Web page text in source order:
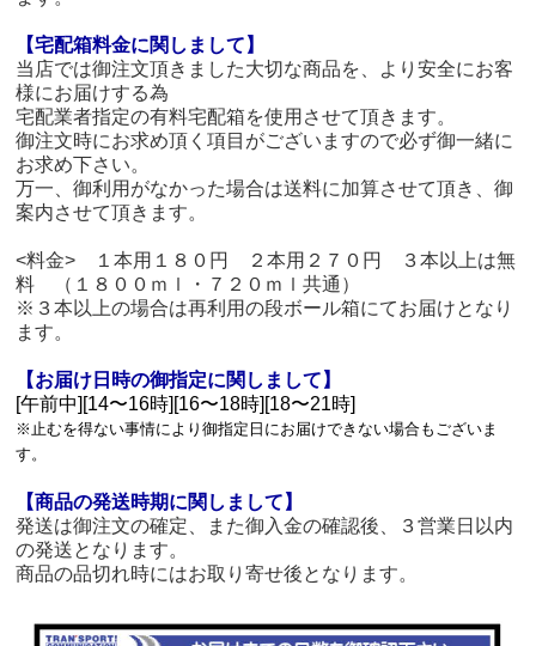
【宅配箱料金に関しまして】
当店では御注文頂きました大切な商品を、より安全にお客
様にお届けする為
宅配業者指定の有料宅配箱を使用させて頂きます。
御注文時にお求め頂く項目がございますので必ず御一緒に
お求め下さい。
万一、御利用がなかった場合は送料に加算させて頂き、御
案内させて頂きます。
<料金> １本用１８０円 ２本用２７０円 ３本以上は無
料 （１８００ｍｌ・７２０ｍｌ共通）
※３本以上の場合は再利用の段ボール箱にてお届けとなり
ます。
【お届け日時の御指定に関しまして】
[午前中][14〜16時][16〜18時][18〜21時]
※止むを得ない事情により御指定日にお届けできない場合もございま
す。
【商品の発送時期に関しまして】
発送は御注文の確定、また御入金の確認後、３営業日以内
の発送となります。
商品の品切れ時にはお取り寄せ後となります。